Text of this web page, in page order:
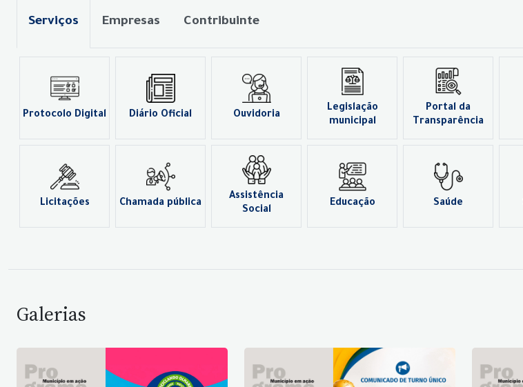
Serviços Empresas Contribuinte
Protocolo Digital Diário Oficial Ouvidoria
Legislação
municipal
Portal da
Transparência
Licitações Chamada pública
Assistência
Social
Educação Saúde
Galerias